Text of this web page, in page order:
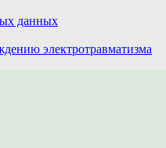
данных
электротравматизма